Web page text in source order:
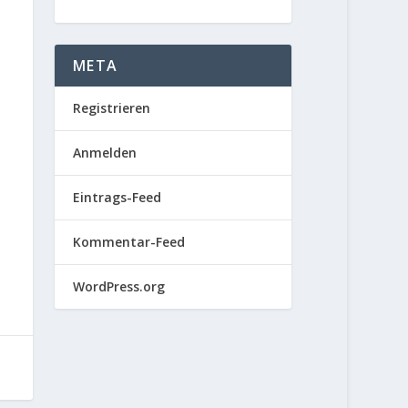
META
Registrieren
Anmelden
Eintrags-Feed
Kommentar-Feed
WordPress.org